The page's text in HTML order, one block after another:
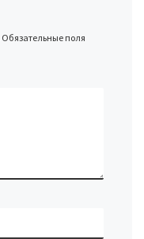
Обязательные поля